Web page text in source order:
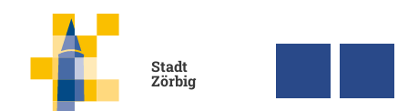
Stadt
Zörbig